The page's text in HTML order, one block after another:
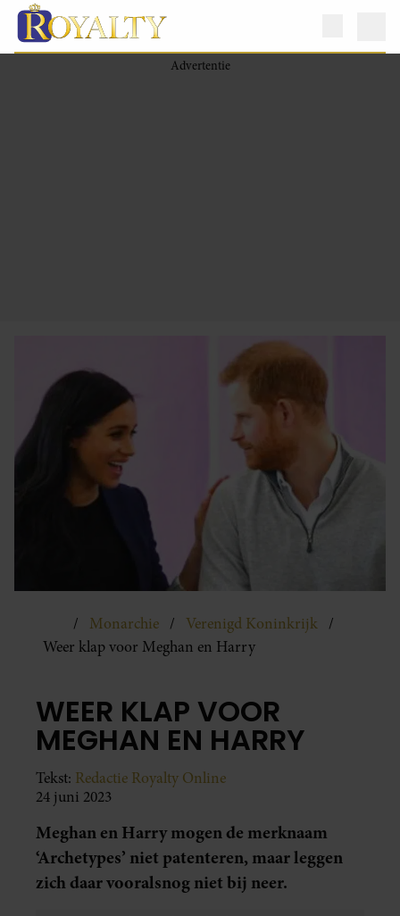
Monarchie
Verenigd Koninkrijk
Weer klap voor Meghan en Harry
WEER KLAP VOOR
MEGHAN EN HARRY
Tekst: Redactie Royalty Online
24 juni 2023
Meghan en Harry mogen de merknaam
‘Archetypes’ niet patenteren, maar leggen
zich daar vooralsnog niet bij neer.